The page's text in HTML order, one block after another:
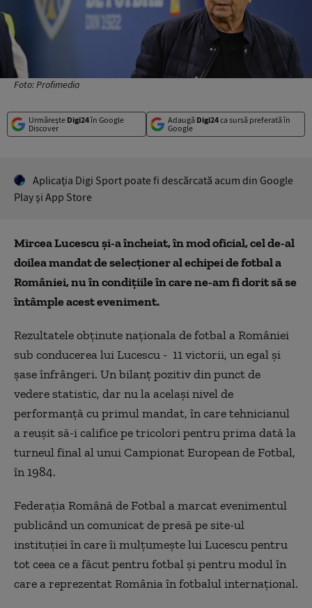
Foto: Profimedia
Urmărește Digi24în Google
Discover
Adaugă Digi24ca sursă preferată în
Google
Aplicaţia Digi Sport poate fi descărcată acum din Google
Play şi App Store
Mircea Lucescu și-a încheiat, în mod oficial, cel de-al
doilea mandat de selecționer al echipei de fotbal a
României, nu în condițiile în care ne-am fi dorit să se
întâmple acest eveniment.
Rezultatele obținute naționala de fotbal a României
sub conducerea lui Lucescu - 11 victorii, un egal și
șase înfrângeri. Un bilanț pozitiv din punct de
vedere statistic, dar nu la același nivel de
performanță cu primul mandat, în care tehnicianul
a reușit să-i califice pe tricolori pentru prima dată la
turneul final al unui Campionat European de Fotbal,
în 1984.
Federația Română de Fotbal a marcat evenimentul
publicând un comunicat de presă pe site-ul
instituției în care îi mulțumește lui Lucescu pentru
tot ceea ce a făcut pentru fotbal și pentru modul în
care a reprezentat România în fotbalul internațional.